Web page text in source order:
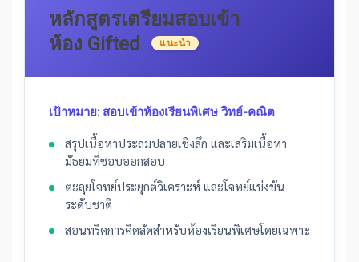
หลักสูตรเตรียมสอบเข้า
ห้อง Gifted
แนะนำ
เป้าหมาย: สอบเข้าห้องเรียนพิเศษ วิทย์-คณิต
สรุปเนื้อหาประถมปลายเชิงลึก และเสริมเนื้อหา
มัธยมที่ชอบออกสอบ
ตะลุยโจทย์ประยุกต์วิเคราะห์ และโจทย์แข่งขัน
ระดับชาติ
สอนทริคการคิดลัดสำหรับห้องเรียนพิเศษโดยเฉพาะ